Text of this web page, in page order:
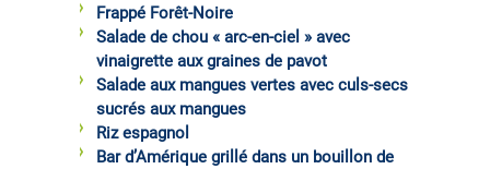
Frappé Forêt-Noire
Salade de chou « arc-en-ciel » avec
vinaigrette aux graines de pavot
Salade aux mangues vertes avec culs-secs
sucrés aux mangues
Riz espagnol
Bar d’Amérique grillé dans un bouillon de